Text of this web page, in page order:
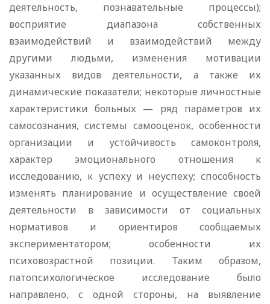
деятельность, познавательные процессы);
восприятие диапазона собственных
взаимодействий и взаимодействий между
другими людьми, изменения мотивации
указанных видов деятельности, а также их
динамические показатели; некоторые личностные
характеристики больных — ряд параметров их
самосознания, системы самооценок, особенности
организации и устойчивость самоконтроля,
характер эмоционального отношения к
исследованию, к успеху и неуспеху; способность
изменять планирование и осуществление своей
деятельности в зависимости от социальных
нормативов и ориентиров сообщаемых
экспериментатором; особенности их
психовозрастной позиции. Таким образом,
патопсихологическое исследование было
направлено, с одной стороны, на выявление